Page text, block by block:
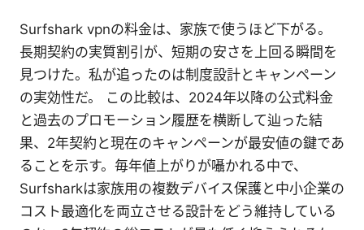
Surfshark vpnの料金は、家族で使うほど下がる。
長期契約の実質割引が、短期の安さを上回る瞬間を
見つけた。私が追ったのは制度設計とキャンペーン
の実効性だ。 この比較は、2024年以降の公式料金
と過去のプロモーション履歴を横断して辿った結
果、2年契約と現在のキャンペーンが最安値の鍵であ
ることを示す。毎年値上がりが囁かれる中で、
Surfsharkは家族用の複数デバイス保護と中小企業の
コスト最適化を両立させる設計をどう維持している